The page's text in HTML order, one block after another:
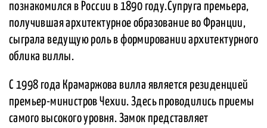
познакомился в России в 1890 году.Супруга премьера,
получившая архитектурное образование во Франции,
сыграла ведущую роль в формировании архитектурного
облика виллы.
С 1998 года Крамаржова вилла является резиденцией
премьер-министров Чехии. Здесь проводились приемы
самого высокого уровня. Замок представляет